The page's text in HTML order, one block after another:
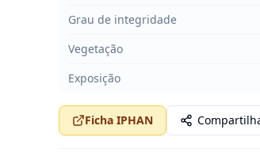
Grau de integridade
Vegetação
Exposição
Ficha IPHAN